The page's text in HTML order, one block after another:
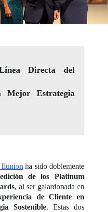
Directa del
Estrategia
Ilunion ha sido doblemente
de los Platinum
, al ser galardonada en
de Cliente en
Sostenible. Estas dos